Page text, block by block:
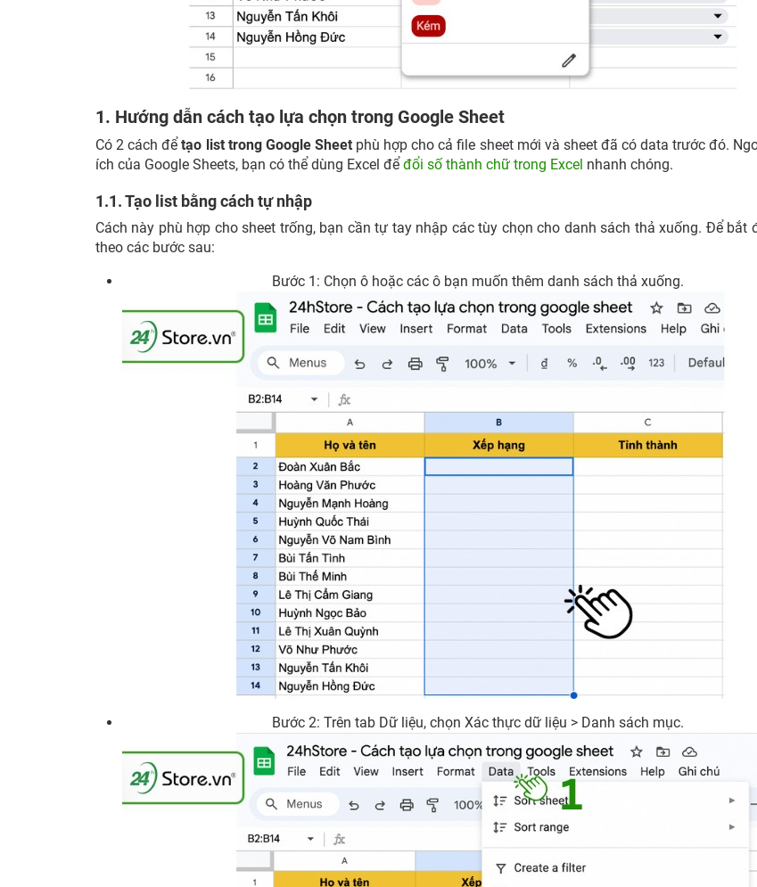
1. Hướng dẫn cách tạo lựa chọn trong Google Sheet
Có 2 cách đểtạo list trong Google Sheetphù hợp cho cả file sheet mới và sheet đã có data trước đó.
ích của Google Sheets, bạn có thể dùng Excel để đổi số thành chữ trong Excel nhanh chóng.
1.1. Tạo list bằng cách tự nhập
Cách này phù hợp cho sheet trống, bạn cần tự tay nhập các tùy chọn cho danh sách thả xuống. Để bắt
theo các bước sau:
Bước 1: Chọn ô hoặc các ô bạn muốn thêm danh sách thả xuống.
Bước 2: Trên tab Dữ liệu, chọn Xác thực dữ liệu > Danh sách mục.